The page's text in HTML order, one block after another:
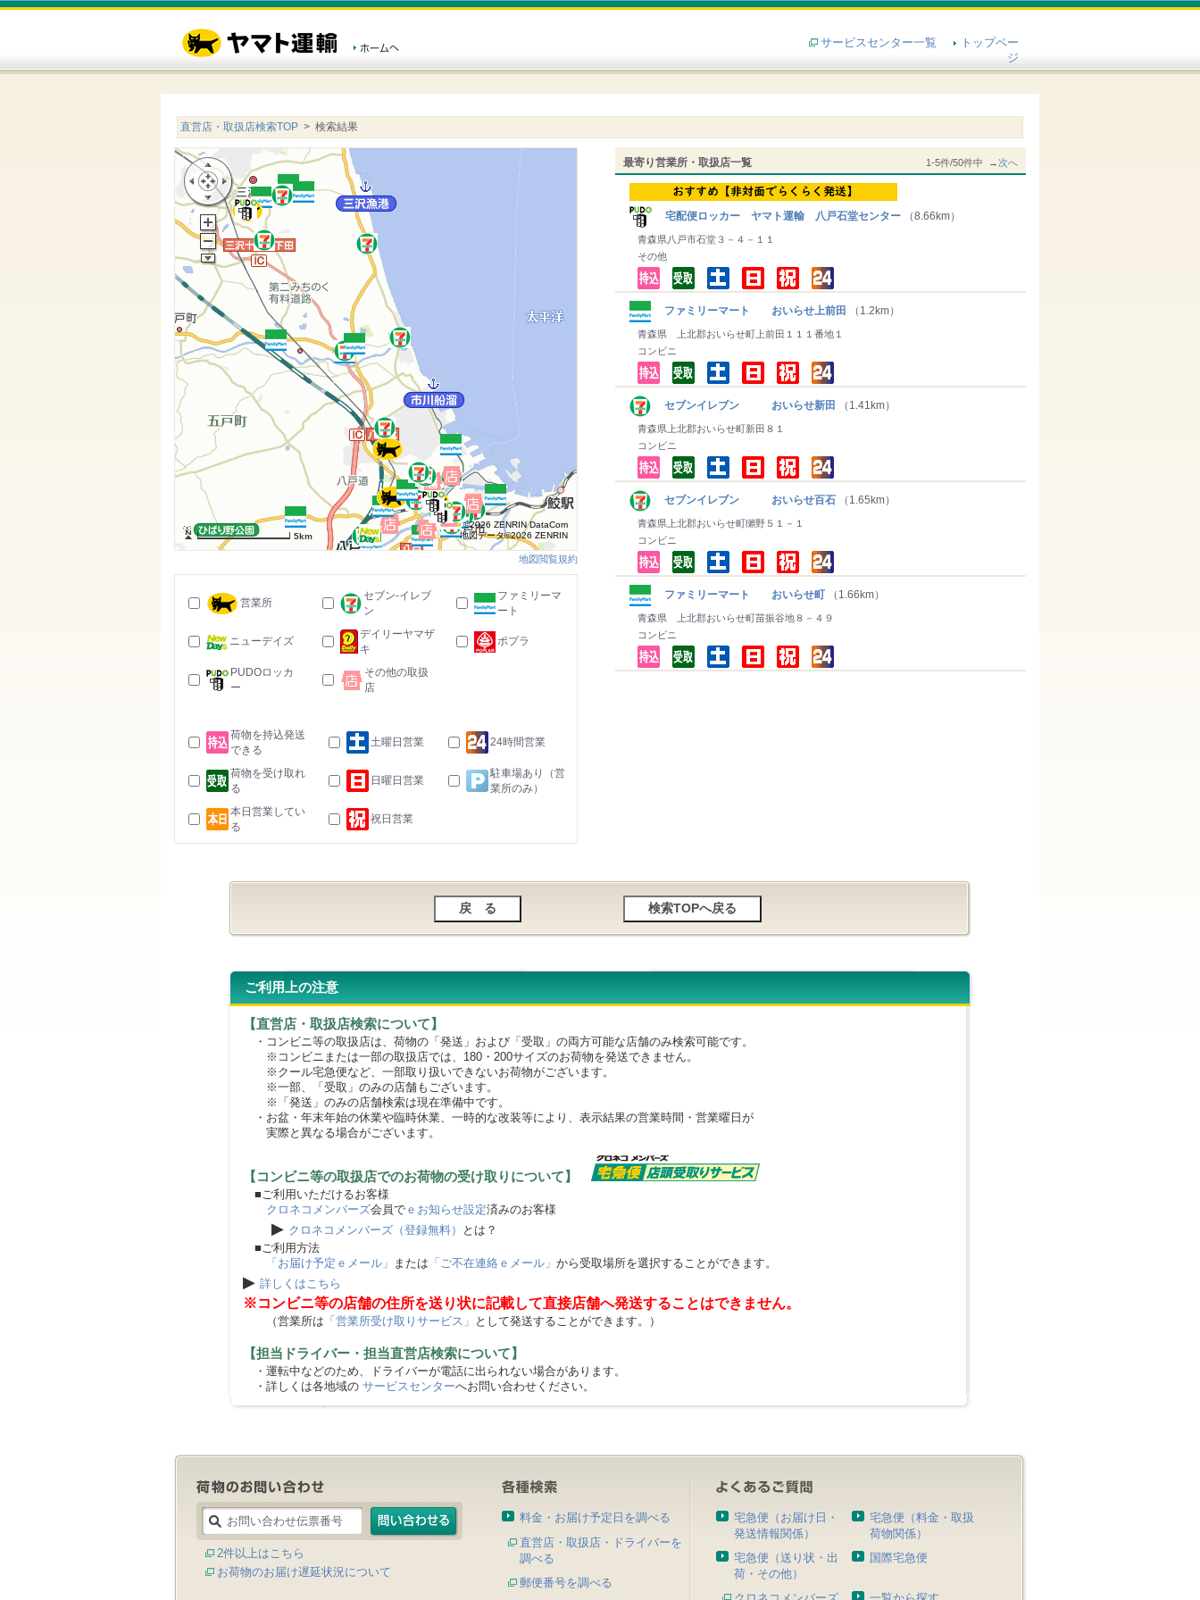
サービスセンター一覧
トップペー
ジ
直営店・取扱店検索TOP > 検索結果
最寄り営業所・取扱店一覧 1-5件/50件中 →次へ
宅配便ロッカー ヤマト運輸 八戸石堂センター （8.66km）
青森県八戸市石堂３－４－１１
その他
ファミリーマート おいらせ上前田 （1.2km）
青森県 上北郡おいらせ町上前田１１１番地１
コンビニ
セブンイレブン おいらせ新田 （1.41km）
青森県上北郡おいらせ町新田８１
コンビニ
セブンイレブン おいらせ百石 （1.65km）
青森県上北郡おいらせ町獺野５１－１
コンビニ
ファミリーマート おいらせ町 （1.66km）
青森県 上北郡おいらせ町苗振谷地８－４９
コンビニ
5km
©2026 ZENRIN DataCom
地図データ©2026 ZENRIN
地図閲覧規約
営業所
セブン-イレブ
ン
ファミリーマ
ート
ニューデイズ
デイリーヤマザ
キ
ポプラ
PUDOロッカ
ー
その他の取扱
店
荷物を持込発送
できる
土曜日営業 24時間営業
荷物を受け取れ
る
日曜日営業
駐車場あり（営
業所のみ）
本日営業してい
る
祝日営業
ご利用上の注意
【直営店・取扱店検索について】
・コンビニ等の取扱店は、荷物の「発送」および「受取」の両方可能な店舗のみ検索可能です。
※コンビニまたは一部の取扱店では、180・200サイズのお荷物を発送できません。
※クール宅急便など、一部取り扱いできないお荷物がございます。
※一部、「受取」のみの店舗もございます。
※「発送」のみの店舗検索は現在準備中です。
・お盆・年末年始の休業や臨時休業、一時的な改装等により、表示結果の営業時間・営業曜日が
実際と異なる場合がございます。
【コンビニ等の取扱店でのお荷物の受け取りについて】
■ご利用いただけるお客様
クロネコメンバーズ会員で ｅお知らせ設定済みのお客様
▶ クロネコメンバーズ（登録無料）
とは？
■ご利用方法
「お届け予定ｅメール」 または 「ご不在連絡ｅメール」 から受取場所を選択することができます。
▶ 詳しくはこちら
※コンビニ等の店舗の住所を送り状に記載して直接店舗へ発送することはできません。
（営業所は 「営業所受け取りサービス」 として発送することができます。）
【担当ドライバー・担当直営店検索について】
・運転中などのため、ドライバーが電話に出られない場合があります。
・詳しくは各地域の サービスセンターへお問い合わせください。
2件以上はこちら
お荷物のお届け遅延状況について
料金・お届け予定日を調べる
直営店・取扱店・ドライバーを
調べる
郵便番号を調べる
宅急便（お届け日・
発送情報関係）
宅急便（料金・取扱
荷物関係）
宅急便（送り状・出
荷・その他）
国際宅急便